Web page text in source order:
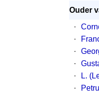
Ouder
·
·
·
·
·
L.
·